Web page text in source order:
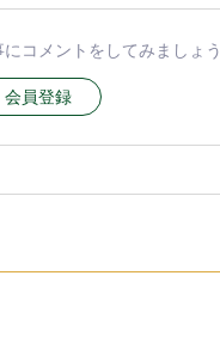
コメントをしてみましょう
会員登録